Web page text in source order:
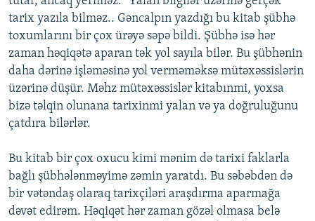
tarix yazıla bilməz.. Gəncalpın yazdığı bu kitab şübhə
toxumlarını bir çox ürəyə səpə bildi. Şübhə isə hər
zaman həqiqətə aparan tək yol sayıla bilər. Bu şübhənin
daha dərinə işləməsinə yol verməməksə mütəxəssislərin
üzərinə düşür. Məhz mütəxəssislər kitabınmi, yoxsa
bizə təlqin olunana tarixinmi yalan və ya doğruluğunu
çatdıra bilərlər.
Bu kitab bir çox oxucu kimi mənim də tarixi faklarla
bağlı şübhələnməyimə zəmin yaratdı. Bu səbəbdən də
bir vətəndaş olaraq tarixçiləri araşdırma aparmağa
dəvət edirəm. Həqiqət hər zaman gözəl olmasa belə